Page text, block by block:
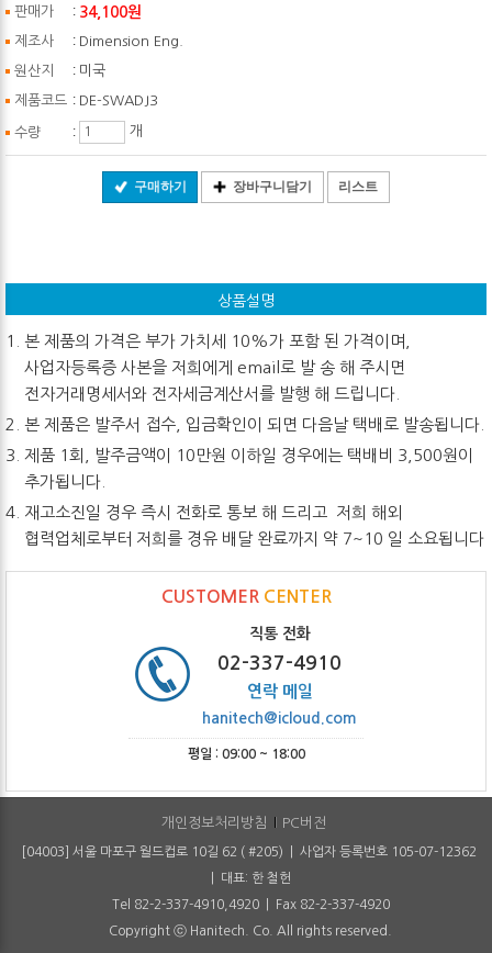
판매가 : 34,100원
제조사 : Dimension Eng.
원산지 : 미국
제품코드 : DE-SWADJ3
수량 : 개
구매하기 장바구니담기 리스트
상품설명
본 제품의 가격은 부가 가치세 10%가 포함 된 가격이며,
사업자등록증 사본을 저희에게 email로 발 송 해 주시면
전자거래명세서와 전자세금계산서를 발행 해 드립니다.
본 제품은 발주서 접수, 입금확인이 되면 다음날 택배로 발송됩니다.
제품 1회, 발주금액이 10만원 이하일 경우에는 택배비 3,500원이
추가됩니다.
재고소진일 경우 즉시 전화로 통보 해 드리고 저희 해외
협력업체로부터 저희를 경유 배달 완료까지 약 7~10 일 소요됩니다
CUSTOMER CENTER
직통 전화
02-337-4910
연락 메일
hanitech@icloud.com
평일 : 09:00 ~ 18:00
개인정보처리방침 PC버전
[04003] 서울 마포구 월드컵로 10길 62 ( #205) | 사업자 등록번호 105-07-12362
| 대표: 한 철헌
Tel 82-2-337-4910,4920 | Fax 82-2-337-4920
Copyright ⓒ Hanitech. Co. All rights reserved.